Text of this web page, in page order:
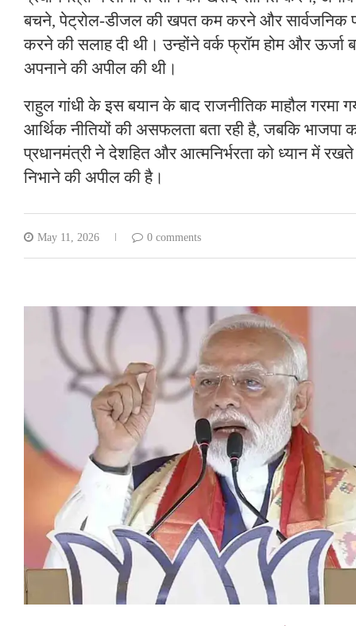
बचने, पेट्रोल-डीजल की खपत कम करने और सार्वजनिक
करने की सलाह दी थी। उन्होंने वर्क फ्रॉम होम और ऊर्जा
अपनाने की अपील की थी।
राहुल गांधी के इस बयान के बाद राजनीतिक माहौल गरमा
आर्थिक नीतियों की असफलता बता रही है, जबकि भाजपा
प्रधानमंत्री ने देशहित और आत्मनिर्भरता को ध्यान में रखते
निभाने की अपील की है।
May 11, 2026 0 comments